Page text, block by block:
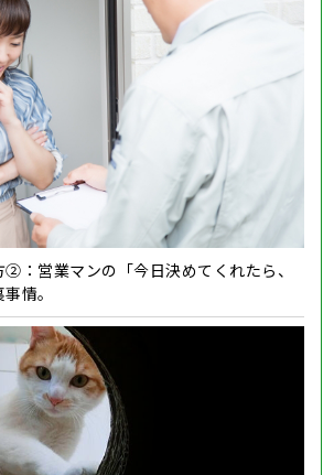
：営業マンの「今日決めてくれたら、
情。